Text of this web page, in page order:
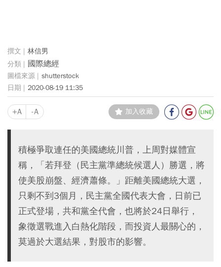
林信男
國際總經
shutterstock
2020-08-19 11:35
+A -A 加入收藏
積極爭取連任的美國總統川普，上周對媒體宣
稱，「若拜登（民主黨準總統候選人）勝選，將
使美股崩盤、經濟蕭條。」距離美國總統大選，
只剩不到3個月，民主黨全國代表大會，日前已
正式登場，共和黨全代會，也將於24日舉行，
象徵選戰進入白熱化階段，而投資人最關心的，
莫過於大選結果，對股市的影響。